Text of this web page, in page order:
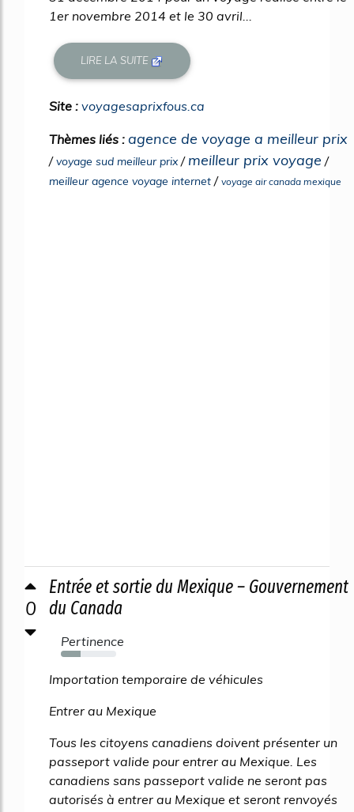
1er novembre 2014 et le 30 avril...
LIRE LA SUITE
Site : voyagesaprixfous.ca
Thèmes liés : agence de voyage a meilleur prix
/voyage sud meilleur prix/ meilleur prix voyage /
meilleur agence voyage internet / voyage air canada mexique
0
Entrée et sortie du Mexique – Gouvernement
du Canada
Pertinence
35%
Importation temporaire de véhicules
Entrer au Mexique
Tous les citoyens canadiens doivent présenter un
passeport valide pour entrer au Mexique. Les
canadiens sans passeport valide ne seront pas
autorisés à entrer au Mexique et seront renvoyés